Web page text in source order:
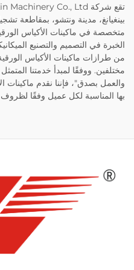
بينغيانغ، مدينة ونتشو، بمقاطعة
من طرازات ماكينات الأكياس الورقية
مختلفين. ووفقًا لمبدأ خدمتنا
والعمل بصدق"، فإننا نقدم ماكينات
بها المناسبة لكل عميل وفقًا لظروف